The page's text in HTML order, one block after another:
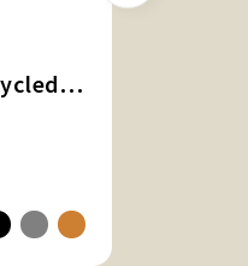
Luming RCS gerecycled plastic USB-oplaadbare tafellamp